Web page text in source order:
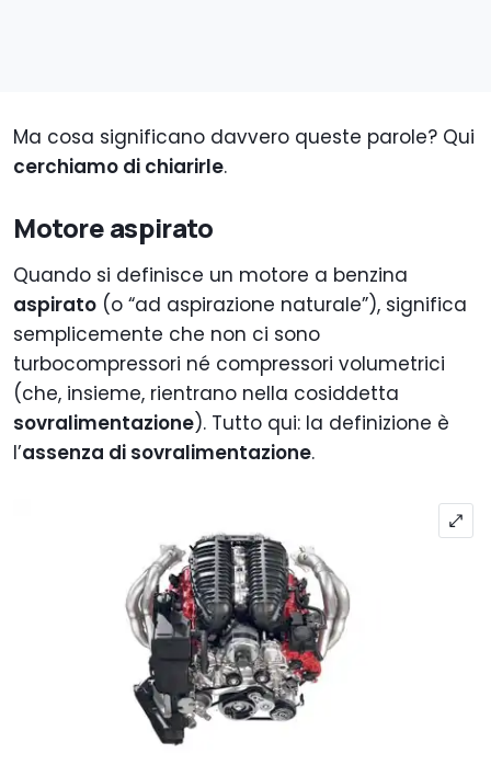
Ma cosa significano davvero queste parole? Qui
cerchiamo di chiarirle.
Motore aspirato
Quando si definisce un motore a benzina
aspirato (o “ad aspirazione naturale”), significa
semplicemente che non ci sono
turbocompressori né compressori volumetrici
(che, insieme, rientrano nella cosiddetta
sovralimentazione). Tutto qui: la definizione è
l’assenza di sovralimentazione.